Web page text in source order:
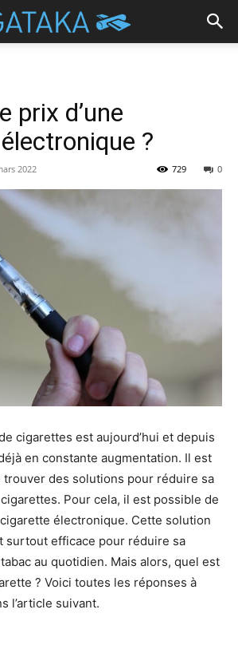
prix d’une
?
2022 0
729
cigarettes est aujourd’hui et depuis
en constante augmentation. Il est
des solutions pour réduire sa
Pour cela, il est possible de
électronique. Cette solution
surtout efficace pour réduire sa
au quotidien. Mais alors, quel est
? Voici toutes les réponses à
l’article suivant.